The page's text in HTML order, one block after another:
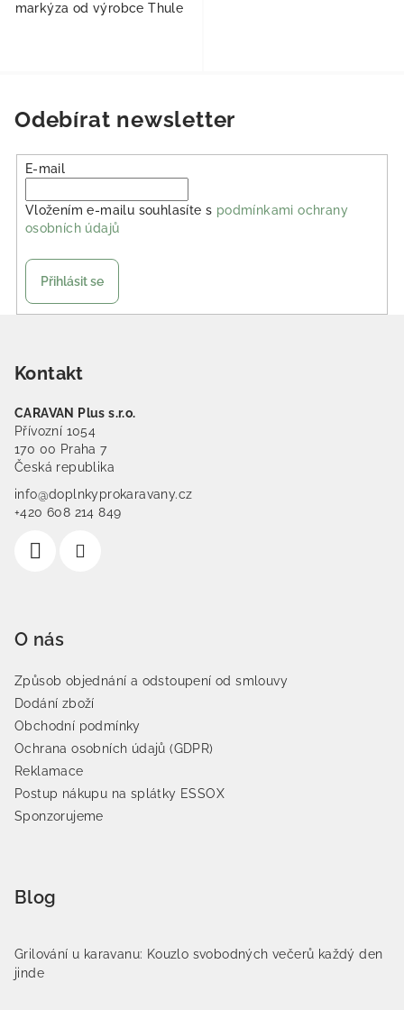
markýza od výrobce Thule
Odebírat newsletter
E-mail
Vložením e-mailu souhlasíte s podmínkami ochrany
osobních údajů
Přihlásit se
Kontakt
CARAVAN Plus s.r.o.
Přívozní 1054
170 00 Praha 7
Česká republika
info@doplnkyprokaravany.cz
+420 608 214 849
O nás
Způsob objednání a odstoupení od smlouvy
Dodání zboží
Obchodní podmínky
Ochrana osobních údajů (GDPR)
Reklamace
Postup nákupu na splátky ESSOX
Sponzorujeme
Blog
Grilování u karavanu: Kouzlo svobodných večerů každý den
jinde